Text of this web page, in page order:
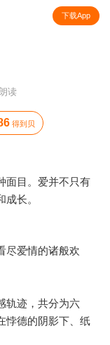
下载App
读
得到贝
面目。爱并不只有
长。
尽爱情的诸般欢
轨迹，共分为六
悖德的阴影下、纸